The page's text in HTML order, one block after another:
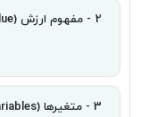
2 - مفهوم ارزش (Value)
3 - متغیرها (Variables)